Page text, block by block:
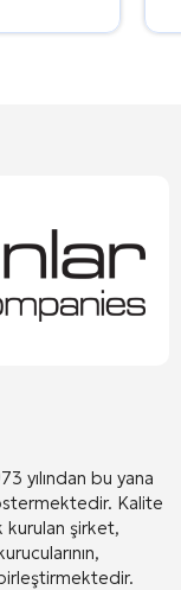
yılından bu yana
Kalite
şirket,
birleştirmektedir.